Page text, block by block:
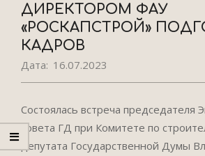
ДИРЕКТОРОМ ФАУ
«РОСКАПСТРОЙ»
КАДРОВ
Дата: 16.07.2023
Состоялась встреча председателя
совета ГД при Комитете по
депутата Государственной Думы